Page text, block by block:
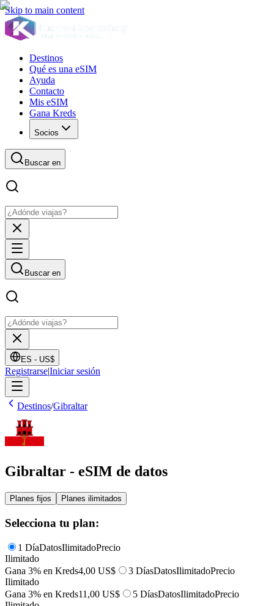
Skip to main content
Destinos
Qué es una eSIM
Ayuda
Contacto
Mis eSIM
Gana Kreds
Socios
Buscar en
Buscar en
ES - US$
Registrarse|Iniciar sesión
Destinos/Gibraltar
Gibraltar - eSIM de datos
Planes fijos Planes ilimitados
Selecciona tu plan:
1 DíaDatosIlimitadoPrecio
Ilimitado
Gana 3% en Kreds4,00 US$ 3 DíasDatosIlimitadoPrecio
Ilimitado
Gana 3% en Kreds11,00 US$ 5 DíasDatosIlimitadoPrecio